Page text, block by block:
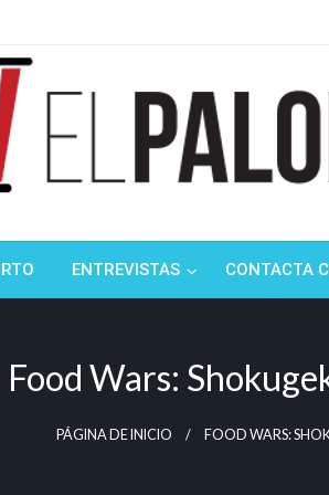
ENTREVISTAS CONTACTA
Food Wars:
PÁGINA DE INICIO FOOD WARS: